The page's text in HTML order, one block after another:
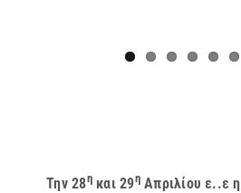
Την 28ηκαι 29ηΑπριλίου ε..ε